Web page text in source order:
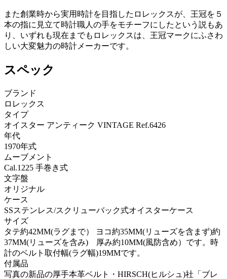
また創業時から実用時計を目指したロレックスが、王冠を５
本の指に見立て時計職人の手をモチーフにしたという説もあ
り、いずれも現在までもロレックスは、王冠マークにふさわ
しい大変魅力の時計メーカーです。
スペック
ブランド
ロレックス
タイプ
オイスター アンティーク VINTAGE Ref.6426
年代
1970年式
ムーブメント
Cal.1225 手巻き式
文字盤
オリジナル
ケース
SSステンレス/スクリューバック式オイスターケース
サイズ
タテ約42MM(ラグまで） ヨコ約35MM(リューズを含まず)約
37MM(リューズを含み) 厚み約10MM(風防含め）です。時
計のベルト取付幅(ラグ幅)19MMです。
付属品
写真の新品の厚手本革ベルト・HIRSCH(ヒルシュ)社「ブレ